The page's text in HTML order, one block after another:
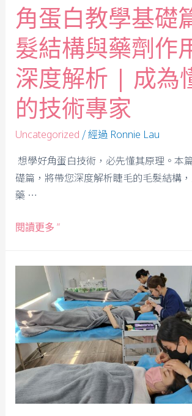
角蛋白教學基礎
髮結構與藥劑作
深度解析 | 成為
的技術專家
Uncategorized / 經過 Ronnie Lau
想學好角蛋白技術，必先懂其原理。本
礎篇，將帶您深度解析睫毛的毛髮結構
藥 …
閱讀更多 ”